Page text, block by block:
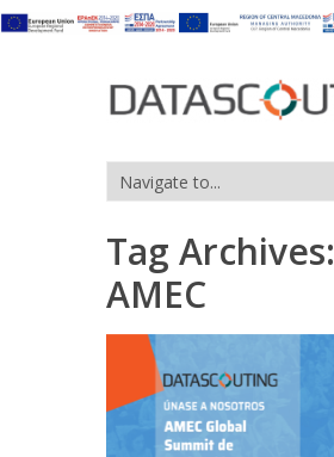
Tag Archives:
AMEC